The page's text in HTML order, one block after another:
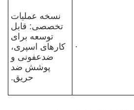
·
نسخه عملیات
تخصصی: قابل
توسعه برای
کارهای اسپری،
ضدعفونی و
پوشش ضد
حریق.